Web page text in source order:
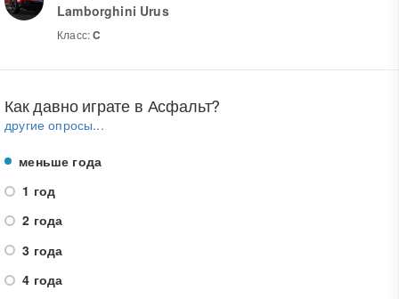
Lamborghini Urus
Класс:C
Как давно играте в Асфальт?
другие опросы...
меньше года
1 год
2 года
3 года
4 года